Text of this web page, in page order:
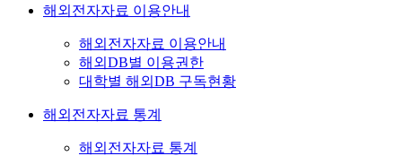
해외전자자료 이용안내
해외전자자료 이용안내
해외DB별 이용권한
대학별 해외DB 구독현황
해외전자자료 통계
해외전자자료 통계